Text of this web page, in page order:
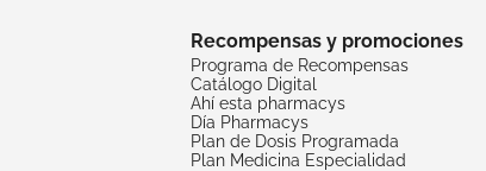
Recompensas y promociones
Programa de Recompensas
Catálogo Digital
Ahí esta pharmacys
Día Pharmacys
Plan de Dosis Programada
Plan Medicina Especialidad